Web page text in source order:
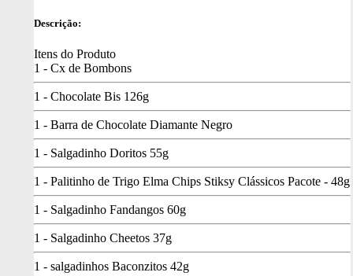
Descrição:
Itens do Produto
1 - Cx de Bombons
1 - Chocolate Bis 126g
1 - Barra de Chocolate Diamante Negro
1 - Salgadinho Doritos 55g
1 - Palitinho de Trigo Elma Chips Stiksy Clássicos Pacote - 48g
1 - Salgadinho Fandangos 60g
1 - Salgadinho Cheetos 37g
1 - salgadinhos Baconzitos 42g